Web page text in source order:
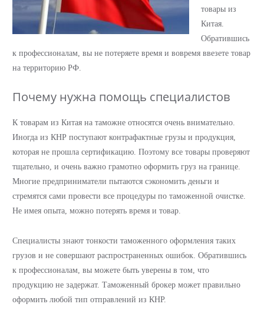
товары из
Китая.
Обратившись
к профессионалам, вы не потеряете время и вовремя ввезете товар
на территорию РФ.
Почему нужна помощь специалистов
К товарам из Китая на таможне относятся очень внимательно.
Иногда из КНР поступают контрафактные грузы и продукция,
которая не прошла сертификацию. Поэтому все товары проверяют
тщательно, и очень важно грамотно оформить груз на границе.
Многие предприниматели пытаются сэкономить деньги и
стремятся сами провести все процедуры по таможенной очистке.
Не имея опыта, можно потерять время и товар.
Специалисты знают тонкости таможенного оформления таких
грузов и не совершают распространенных ошибок. Обратившись
к профессионалам, вы можете быть уверены в том, что
продукцию не задержат. Таможенный брокер может правильно
оформить любой тип отправлений из КНР.